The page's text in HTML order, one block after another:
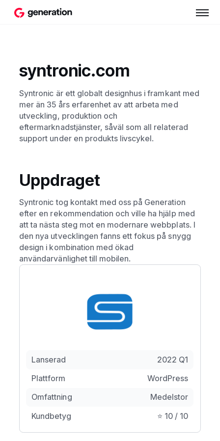
syntronic.com
Syntronic är ett globalt designhus i framkant med
mer än 35 års erfarenhet av att arbeta med
utveckling, produktion och
eftermarknadstjänster, såväl som all relaterad
support under en produkts livscykel.
Uppdraget
Syntronic tog kontakt med oss på Generation
efter en rekommendation och ville ha hjälp med
att ta nästa steg mot en modernare webbplats. I
den nya utvecklingen fanns ett fokus på snygg
design i kombination med ökad
användarvänlighet till mobilen.
Lanserad
2022 Q1
Plattform
WordPress
Omfattning
Medelstor
Kundbetyg
⭐️ 10 / 10